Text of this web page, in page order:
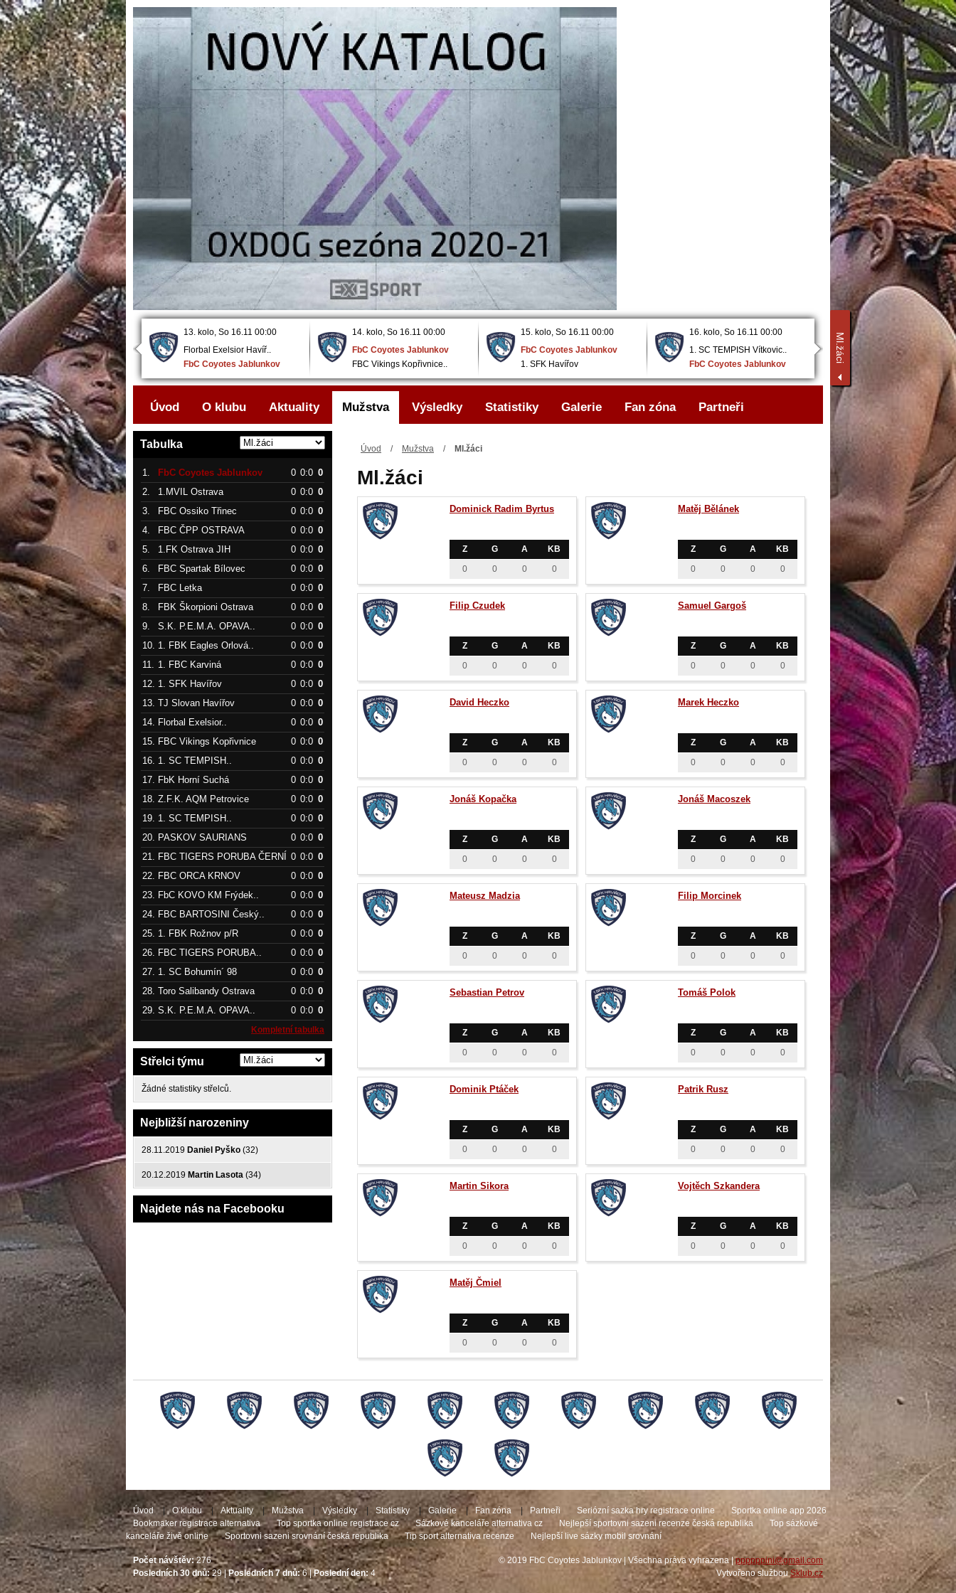
Ml.žáci
13. kolo, So 16.11 00:00
Florbal Exelsior Havíř..
FbC Coyotes Jablunkov
14. kolo, So 16.11 00:00
FbC Coyotes Jablunkov
FBC Vikings Kopřivnice..
15. kolo, So 16.11 00:00
FbC Coyotes Jablunkov
1. SFK Havířov
16. kolo, So 16.11 00:00
1. SC TEMPISH Vítkovic..
FbC Coyotes Jablunkov
17. kolo, So 30.11 00:00
FbC Coyotes Jablunkov
FBC Letka
Úvod / Mužstva / Ml.žáci
Ml.žáci
Dominick Radim Byrtus
Z G A
KB
0
0 0 0
Matěj Bělánek
Z G A
KB
0
0 0 0
Filip Czudek
Z G A
KB
0
0 0 0
Samuel Gargoš
Z G A
KB
0
0 0 0
David Heczko
Z G A
KB
0
0 0 0
Marek Heczko
Z G A
KB
0
0 0 0
Jonáš Kopačka
Z G A
KB
0
0 0 0
Jonáš Macoszek
Z G A
KB
0
0 0 0
Mateusz Madzia
Z G A
KB
0
0 0 0
Filip Morcinek
Z G A
KB
0
0 0 0
Sebastian Petrov
Z G A
KB
0
0 0 0
Tomáš Polok
Z G A
KB
0
0 0 0
Dominik Ptáček
Z G A
KB
0
0 0 0
Patrik Rusz
Z G A
KB
0
0 0 0
Martin Sikora
Z G A
KB
0
0 0 0
Vojtěch Szkandera
Z G A
KB
0
0 0 0
Matěj Čmiel
Z G A
KB
0
0 0 0
Úvod O klubu Aktuality Mužstva Výsledky Statistiky Galerie Fan zóna Partneři
Tabulka
1. FbC Coyotes Jablunkov 0 0:0 0
2.
1.MVIL Ostrava 0 0:0 0
3.
FBC Ossiko Třinec 0 0:0 0
4.
FBC ČPP OSTRAVA 0 0:0 0
5.
1.FK Ostrava JIH 0 0:0 0
6.
FBC Spartak Bílovec 0 0:0 0
7.
FBC Letka 0 0:0 0
8.
FBK Škorpioni Ostrava 0 0:0 0
9.
S.K. P.E.M.A. OPAVA.. 0 0:0 0
10. 1. FBK Eagles Orlová.. 0 0:0 0
11. 1. FBC Karviná 0 0:0 0
12. 1. SFK Havířov 0 0:0 0
13. TJ Slovan Havířov 0 0:0 0
14. Florbal Exelsior.. 0 0:0 0
15. FBC Vikings Kopřivnice 0 0:0 0
16. 1. SC TEMPISH.. 0 0:0 0
17. FbK Horní Suchá 0 0:0 0
18. Z.F.K. AQM Petrovice 0 0:0 0
19. 1. SC TEMPISH.. 0 0:0 0
20. PASKOV SAURIANS 0 0:0 0
21. FBC TIGERS PORUBA ČERNÍ 0 0:0 0
22. FBC ORCA KRNOV 0 0:0 0
23. FbC KOVO KM Frýdek.. 0 0:0 0
24. FBC BARTOSINI Český.. 0 0:0 0
25. 1. FBK Rožnov p/R 0 0:0 0
26. FBC TIGERS PORUBA.. 0 0:0 0
27. 1. SC Bohumín´ 98 0 0:0 0
28. Toro Salibandy Ostrava 0 0:0 0
29. S.K. P.E.M.A. OPAVA.. 0 0:0 0
Kompletní tabulka
Střelci týmu
Žádné statistiky střelců.
Nejbližší narozeniny
28.11.2019 Daniel Pyško (32)
20.12.2019 Martin Lasota (34)
Najdete nás na Facebooku
Úvod | O klubu | Aktuality | Mužstva Výsledky | Statistiky | Galerie | Fan zóna Partneři Seriózní sazka hry registrace online
Sportka online app 2026
Bookmaker registrace alternativa
Top sportka online registrace cz Sázkové kanceláře alternativa cz Nejlepší sportovni sazeni recenze česká republika
Top sázkové
kanceláře živě online
Sportovni sazeni srovnání česká republika Tip sport alternativa recenze Nejlepší live sázky mobil srovnání
Počet návštěv:276
Posledních 30 dnů:29 |Posledních 7 dnů:6 |Poslední den:4
© 2019 FbC Coyotes Jablunkov | Všechna práva vyhrazena |ppppppini@gmail.com
Vytvořeno službouSklub.cz